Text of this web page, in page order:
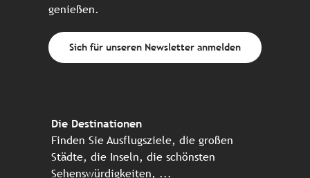
genießen.
Sich für unseren Newsletter anmelden
Die Destinationen
Finden Sie Ausflugsziele, die großen
Städte, die Inseln, die schönsten
Sehenswürdigkeiten, ...